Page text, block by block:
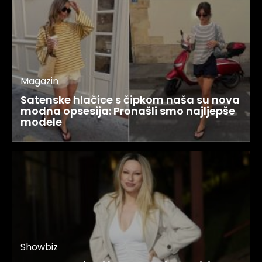
Magazin
Satenske hlačice s čipkom naša su nova
modna opsesija: Pronašli smo najljepše
modele
Showbiz